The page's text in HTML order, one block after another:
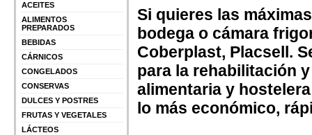
ACEITES
ALIMENTOS
PREPARADOS
BEBIDAS
CÁRNICOS
CONGELADOS
CONSERVAS
DULCES Y POSTRES
FRUTAS Y VEGETALES
LÁCTEOS
Si quieres las
bodega o cámara
Coberplast, Placsell.
para la rehabilitación
alimentaria y
lo más económico,